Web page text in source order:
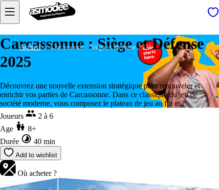
Accueil Carcassonne : Siège et Défense 2025
Carcassonne : Siège et Défense
2025
Découvrez une nouvelle extension stratégique pour renouveler et
enrichir vos parties de Carcassonne. Dans ce classique du jeu de
société moderne, vous composez le plateau de jeu au fur et...
Joueurs
2 à 6
Age
8+
Durée
40 min
Add to wishlist
Où acheter ?